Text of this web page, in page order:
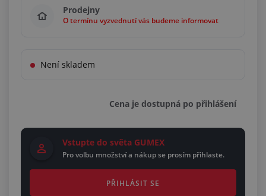
Násobky 14,50 m²
Prodejny
O termínu vyzvednutí vás budeme informovat
Není skladem
Cena je dostupná po přihlášení
Vstupte do světa GUMEX
Pro volbu množství a nákup se prosím přihlaste.
PŘIHLÁSIT SE